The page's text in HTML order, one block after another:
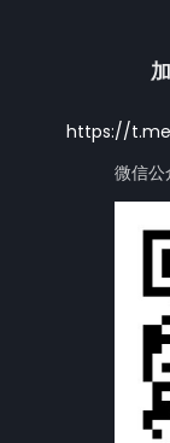
https://
微信公